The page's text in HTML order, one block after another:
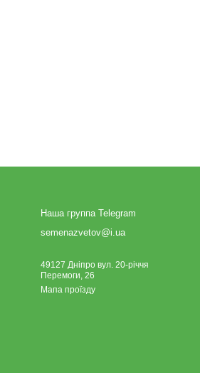
Наша группа Telegram
semenazvetov@i.ua
49127 Дніпро вул. 20-річчя
Перемоги, 26
Мапа проїзду